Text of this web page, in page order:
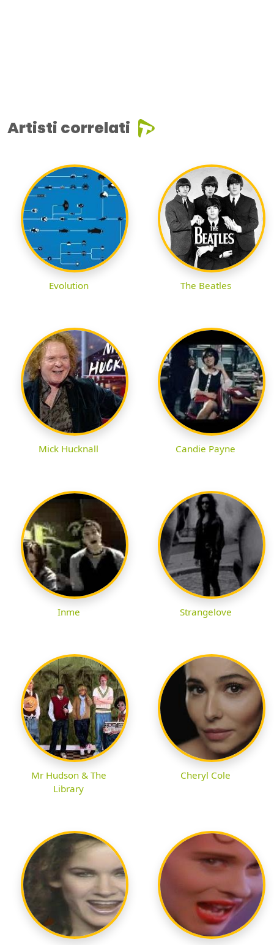
Artisti correlati
Evolution The Beatles
Mick Hucknall Candie Payne
Inme Strangelove
Mr Hudson & The
Library
Cheryl Cole